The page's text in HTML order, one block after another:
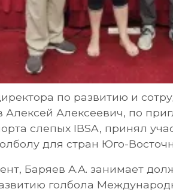
по развитию и
Алексей Алексеевич, по
слепых IBSA, принял
для стран Юго-
Баряев А.А. занимает
голбола